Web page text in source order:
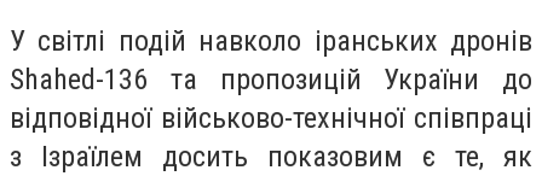
У світлі подій навколо іранських дронів
Shahed-136 та пропозицій України до
відповідної військово-технічної співпраці
з Ізраїлем досить показовим є те, як